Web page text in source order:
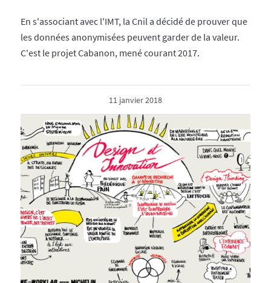
En s'associant avec l'IMT, la Cnil a décidé de prouver que
les données anonymisées peuvent garder de la valeur.
C'est le projet Cabanon, mené courant 2017.
11 janvier 2018